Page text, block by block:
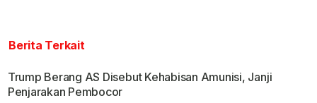
Berita Terkait
Trump Berang AS Disebut Kehabisan Amunisi, Janji
Penjarakan Pembocor